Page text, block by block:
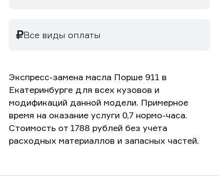
Все виды оплаты
Экспресс-замена масла Порше 911 в
Екатеринбурге для всех кузовов и
модификаций данной модели. Примерное
время на оказание услуги 0,7 нормо-часа.
Стоимость от 1788 рублей без учета
расходных материаллов и запасных частей.